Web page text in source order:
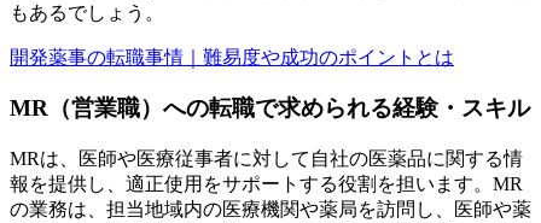
もあるでしょう。
開発薬事の転職事情｜難易度や成功のポイントとは
MR（営業職）への転職で求められる経験・スキル
MRは、医師や医療従事者に対して自社の医薬品に関する情
報を提供し、適正使用をサポートする役割を担います。MR
の業務は、担当地域内の医療機関や薬局を訪問し、医師や薬